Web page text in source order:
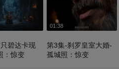
碧达卡现
：惊变
01:38
第3集-刹罗皇室大婚-
孤城照：惊变